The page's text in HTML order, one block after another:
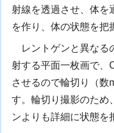
射線を透過させ、体を
を作り、体の状態を把
レントゲンと異なる
射する平面一枚画で、
させるので輪切り（数
す。輪切り撮影のため
ンよりも詳細に状態を